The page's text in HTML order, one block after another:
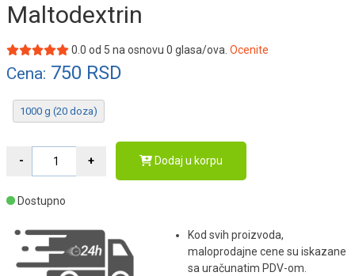
Maltodextrin
0.0 od 5 na osnovu 0 glasa/ova. Ocenite
Cena: 750 RSD
1000 g (20 doza)
Dodaj u korpu
Dostupno
Kod svih proizvoda,
maloprodajne cene su iskazane
sa uračunatim PDV-om.